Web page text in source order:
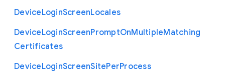
DeviceLoginScreenLocales
DeviceLoginScreenPromptOnMultipleMatching
Certificates
DeviceLoginScreenSitePerProcess